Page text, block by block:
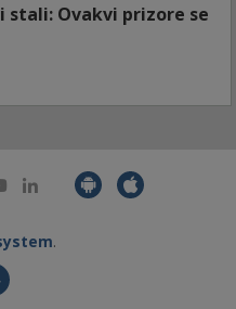
stali: Ovakvi prizore se
.